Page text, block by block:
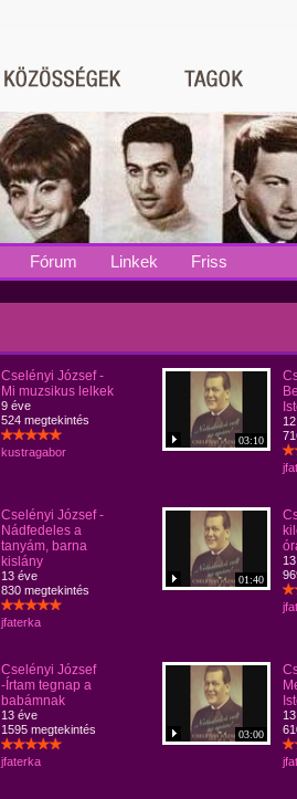
Fórum Linkek Friss
Cselényi József -
Mi muzsikus lelkek
9 éve
524 megtekintés
kustragabor
03:10
Cselényi József -
Nádfedeles a
tanyám, barna
kislány
13 éve
830 megtekintés
jfaterka
01:40
Cselényi József
-Írtam tegnap a
babámnak
13 éve
1595 megtekintés
jfaterka
03:00